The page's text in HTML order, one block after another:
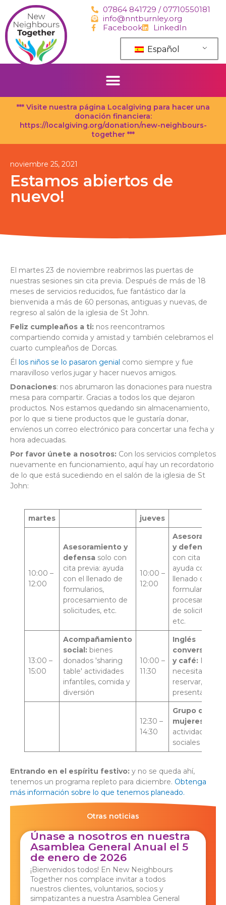
contenido
07864 841729 / 07710550181
info@nntburnley.org
Facebook
LinkedIn
Español
*** Visite nuestra página Localgiving para hacer una
donación financiera:
https://localgiving.org/donation/new-neighbours-
together ***
noviembre 25, 2021
Estamos abiertos de
nuevo!
El martes 23 de noviembre reabrimos las puertas de
nuestras sesiones sin cita previa. Después de más de 18
meses de servicios reducidos, fue fantástico dar la
bienvenida a más de 60 personas, antiguas y nuevas, de
regreso al salón de la iglesia de St John.
Feliz cumpleaños a ti: nos reencontramos
compartiendo comida y amistad y también celebramos el
cuarto cumpleaños de Dorcas.
Él los niños se lo pasaron genial como siempre y fue
maravilloso verlos jugar y hacer nuevos amigos.
Donaciones: nos abrumaron las donaciones para nuestra
mesa para compartir. Gracias a todos los que dejaron
productos. Nos estamos quedando sin almacenamiento,
por lo que si tiene productos que le gustaría donar,
envíenos un correo electrónico para concertar una fecha y
hora adecuadas.
Por favor únete a nosotros: Con los servicios completos
nuevamente en funcionamiento, aquí hay un recordatorio
de lo que está sucediendo en el salón de la iglesia de St
John:
martes jueves
10:00 –
12:00
Asesoramiento y
defensa solo con
cita previa: ayuda
con el llenado de
formularios,
procesamiento de
solicitudes, etc.
10:00 –
12:00
y defensa
con cita previa:
ayuda con el
llenado de
formularios,
procesamiento
de solicitudes,
etc.
13:00 –
15:00
Acompañamiento
social: bienes
donados 'sharing
table' actividades
infantiles, comida y
diversión
10:00 –
11:30
Inglés
y café: No
necesita
reservar, solo
presentarse
12:30 –
14:30
Grupo de
mujeres:
actividades
sociales
Entrando en el espíritu festivo: y no se queda ahí,
tenemos un programa repleto para diciembre. Obtenga
más información sobre lo que tenemos planeado.
Otras noticias
Únase a nosotros en nuestra
Asamblea General Anual el 5
de enero de 2026
¡Bienvenidos todos! En New Neighbours
Together nos complace invitar a todos
nuestros clientes, voluntarios, socios y
simpatizantes a nuestra Asamblea General